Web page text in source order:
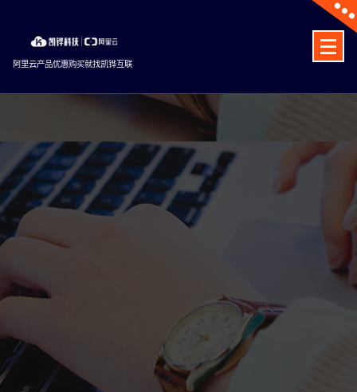
content
阿里云产品优惠购买就找凯铧互联